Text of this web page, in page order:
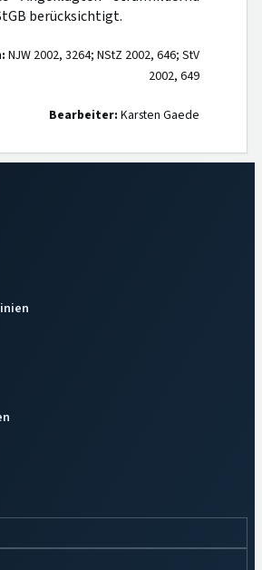
berücksichtigt.
NJW 2002, 3264; NStZ 2002, 646; StV
2002, 649
Bearbeiter: Karsten Gaede